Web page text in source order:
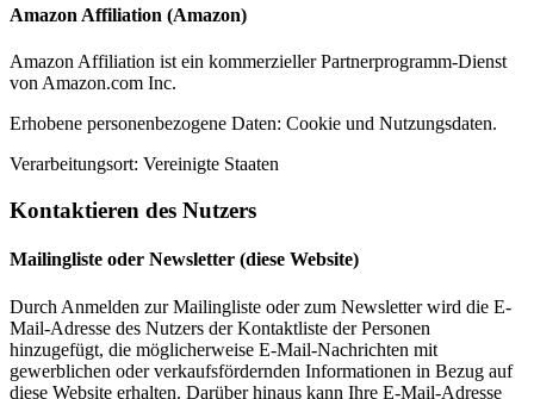
Amazon Affiliation (Amazon)
Amazon Affiliation ist ein kommerzieller Partnerprogramm-Dienst
von Amazon.com Inc.
Erhobene personenbezogene Daten: Cookie und Nutzungsdaten.
Verarbeitungsort: Vereinigte Staaten
Kontaktieren des Nutzers
Mailingliste oder Newsletter (diese Website)
Durch Anmelden zur Mailingliste oder zum Newsletter wird die E-
Mail-Adresse des Nutzers der Kontaktliste der Personen
hinzugefügt, die möglicherweise E-Mail-Nachrichten mit
gewerblichen oder verkaufsfördernden Informationen in Bezug auf
diese Website erhalten. Darüber hinaus kann Ihre E-Mail-Adresse